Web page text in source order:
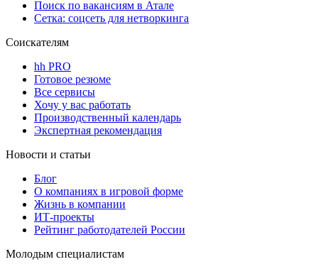
Поиск по вакансиям в Атале
Сетка: соцсеть для нетворкинга
Соискателям
hh PRO
Готовое резюме
Все сервисы
Хочу у вас работать
Производственный календарь
Экспертная рекомендация
Новости и статьи
Блог
О компаниях в игровой форме
Жизнь в компании
ИТ-проекты
Рейтинг работодателей России
Молодым специалистам